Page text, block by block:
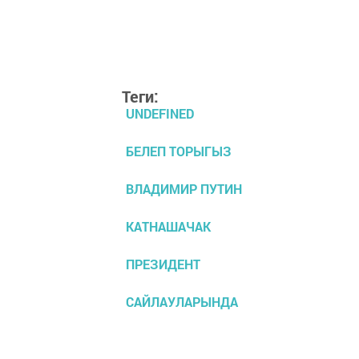
Теги:
UNDEFINED
БЕЛЕП ТОРЫГЫЗ
ВЛАДИМИР ПУТИН
КАТНАШАЧАК
ПРЕЗИДЕНТ
САЙЛАУЛАРЫНДА